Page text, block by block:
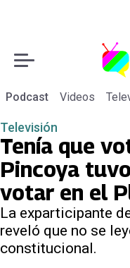
Podcast Videos
Televisión
Tenía que
Pincoya
votar en el
La exparticipante
reveló que no se
constitucional.